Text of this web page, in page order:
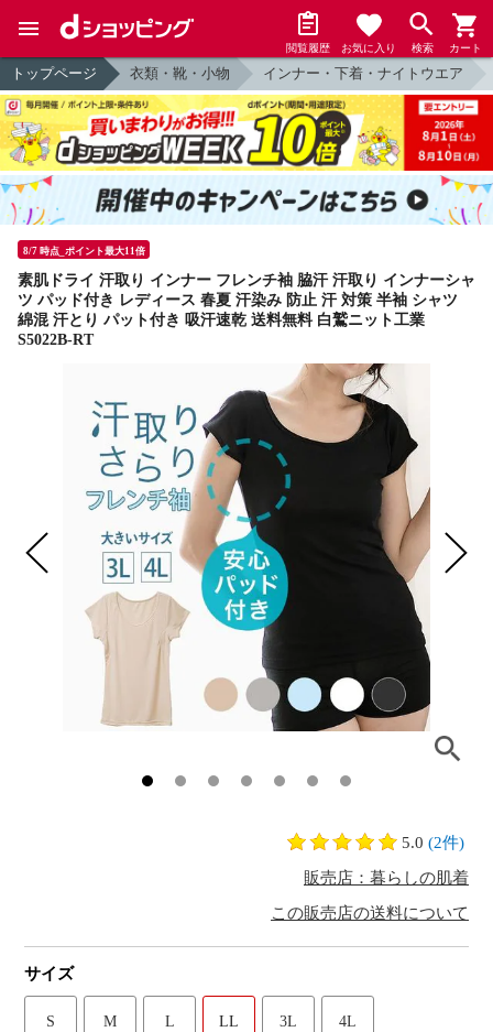
閲覧履歴 お気に入り 検索 カート
トップページ 衣類・靴・小物 インナー・下着・ナイトウエア
8/7 時点_ポイント最大11倍
素肌ドライ 汗取り インナー フレンチ袖 脇汗 汗取り インナーシャ
ツ パッド付き レディース 春夏 汗染み 防止 汗 対策 半袖 シャツ
綿混 汗とり パット付き 吸汗速乾 送料無料 白鷲ニット工業
S5022B-RT
5.0 (2件)
販売店：暮らしの肌着
この販売店の送料について
サイズ
S M L LL 3L 4L